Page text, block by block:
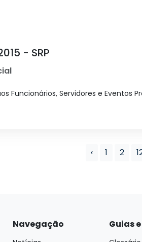
- SRP
Funcionários, Servidores e Eventos
‹ 1 2
Navegação Guias